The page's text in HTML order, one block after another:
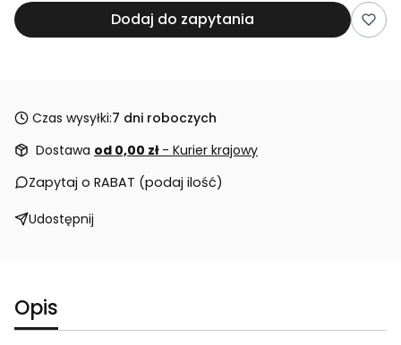
Dodaj do zapytania
Czas wysyłki:7 dni roboczych
Dostawa od 0,00 zł - Kurier krajowy
Zapytaj o RABAT (podaj ilość)
Udostępnij
Opis